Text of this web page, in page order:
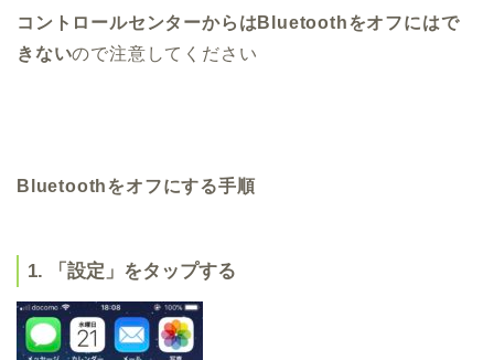
コントロールセンターからはBluetoothをオフにはで
きないので注意してください
Bluetoothをオフにする手順
1. 「設定」をタップする